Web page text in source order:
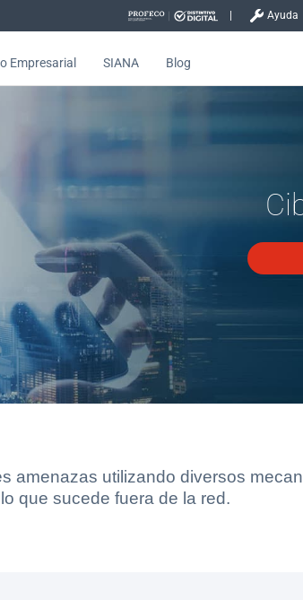
Ayuda
Empresarial SIANA Blog
real - Empresas
amenazas utilizando diversos
que sucede fuera de la red.